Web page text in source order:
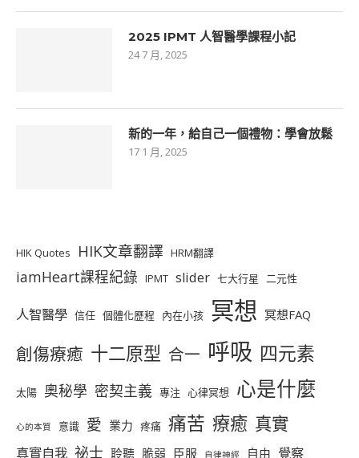
2025 IPMT 人智醫學課程小記
24 7 月, 2025
新的一年，給自己一個禮物：學會放鬆
17 1 月, 2025
HIK Quotes HIK文章翻譯 HRM翻譯
iamHeart課程紀錄 IPMT slider 七大行星 二元性
人智醫學 信任 個體化歷程 內在小孩 冥想 冥想FAQ
創傷療癒 十二原型 合一 呼吸 四元素
太陽 奧秘學 密契主義 專注 心律冥想 心是什麼
心的本質 意識 愛 業力 疼痛 痛苦 療癒 真實
真實自我 祕士 聆聽 脆弱 臣服 自律神經 自由 覺察